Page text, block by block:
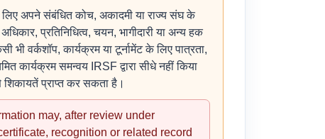
लिए अपने संबंधित कोच, अकादमी या राज्य संघ के
प्रतिनिधित्व, चयन, भागीदारी या अन्य हक
वर्कशॉप, कार्यक्रम या टूर्नामेंट के लिए पात्रता,
कार्यक्रम समन्वय IRSF द्वारा सीधे नहीं किया
शिकायतें प्राप्त कर सकता है।
may, after review under
recognition or related record